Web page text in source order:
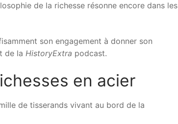
de la richesse résonne encore dans les
son engagement à donner son
de la HistoryExtra podcast.
en acier
de tisserands vivant au bord de la